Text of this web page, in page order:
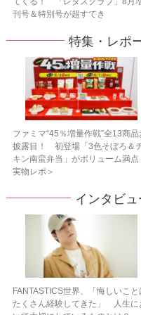
刊号＆特別号が超すてき
特集・レポ
ファミマ“45％増量作戦”全13商品
披露目！ 初登場「3色そぼろ＆
キン南蛮弁当」がボリューム満点
実物レポ＞
インタビ
FANTASTICS世界、「悔しいこと
たくさん経験してきた」 人生に